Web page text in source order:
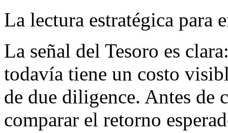
La lectura estratégica para
La señal del Tesoro es
todavía tiene un costo
de due diligence. Antes de
comparar el retorno